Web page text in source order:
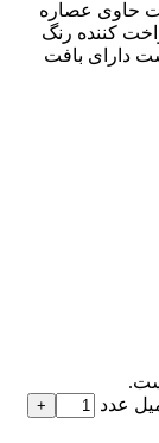
حاوی عصاره
کننده رنگ
دارای بافت